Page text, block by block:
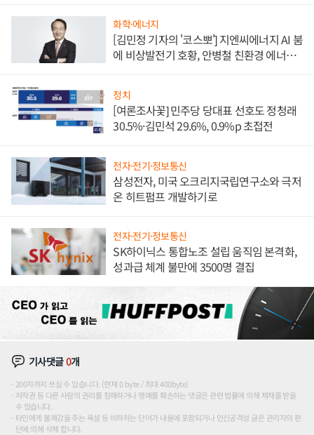
화학·에너지
[김민정 기자의 '코스뽀'] 지엔씨에너지 AI 붐
에 비상발전기 호황, 안병철 친환경 에너지
정치
[여론조사꽃] 민주당 당대표 선호도 정청래
30.5%·김민석 29.6%, 0.9%p 초접전
전자·전기·정보통신
삼성전자, 미국 오크리지국립연구소와 극저
온 히트펌프 개발하기로
전자·전기·정보통신
SK하이닉스 통합노조 설립 움직임 본격화,
성과급 체계 불만에 3500명 결집
기사댓글0개
200자까지 쓰실 수 있습니다. (현재 0 byte / 최대 400byte)
저작권 등 다른 사람의 권리를 침해하거나 명예를 훼손하는 댓글은 관련 법률에 의해 제재를 받을
수 있습니다.
타인에게 불쾌감을 주는 욕설 등 비하하는 단어가 내용에 포함되거나 인신공격성 글은 관리자의 판
단에 의해 삭제 합니다.